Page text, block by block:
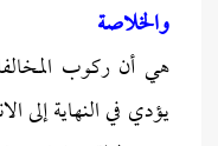
والخلاصة
هي أن ركوب
يؤدي في النهاية إلى